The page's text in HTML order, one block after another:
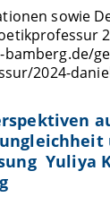
sowie
2024-
Yuliya